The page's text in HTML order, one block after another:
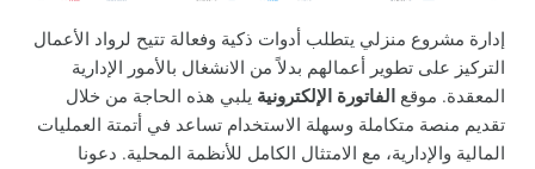
إدارة مشروع منزلي يتطلب أدوات ذكية وفعالة تتيح لرواد الأعمال
التركيز على تطوير أعمالهم بدلاً من الانشغال بالأمور الإدارية
المعقدة. موقع الفاتورة الإلكترونية يلبي هذه الحاجة من خلال
تقديم منصة متكاملة وسهلة الاستخدام تساعد في أتمتة العمليات
المالية والإدارية، مع الامتثال الكامل للأنظمة المحلية. دعونا